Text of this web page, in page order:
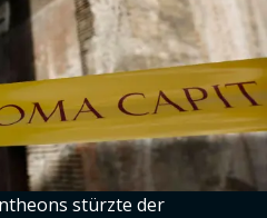
stürzte der